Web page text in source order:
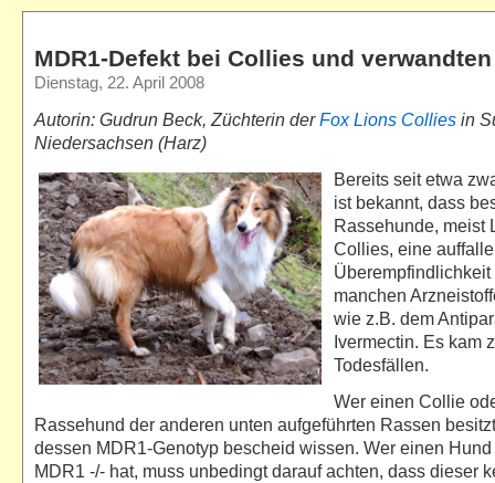
MDR1-Defekt bei Collies und
Dienstag, 22. April 2008
Autorin: Gudrun Beck, Züchterin derFox Lions Collies in
Niedersachsen (Harz)
Bereits seit etwa
ist bekannt, dass
Rassehunde, meist
Collies, eine
manchen
wie z.B. dem
Ivermectin. Es kam
Todesfällen.
Wer einen Collie
Rassehund der anderen unten aufgeführten Rassen
dessen MDR1-Genotyp bescheid wissen. Wer einen
MDR1 -/- hat, muss unbedingt darauf achten, dass dieser